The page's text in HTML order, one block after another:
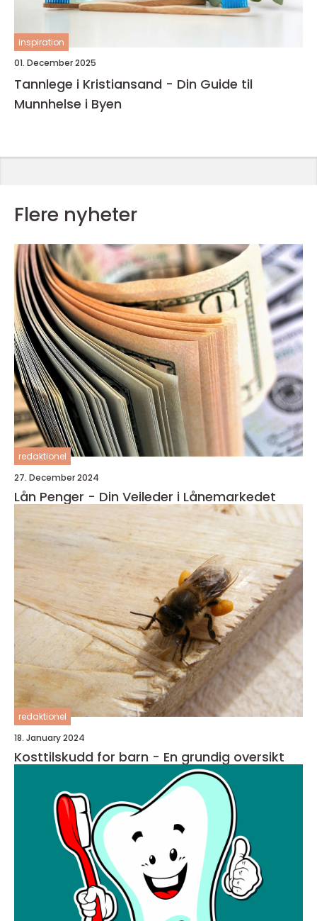
inspiration
01. December 2025
Tannlege i Kristiansand - Din Guide til
Munnhelse i Byen
Flere nyheter
redaktionel
27. December 2024
Lån Penger - Din Veileder i Lånemarkedet
redaktionel
18. January 2024
Kosttilskudd for barn - En grundig oversikt